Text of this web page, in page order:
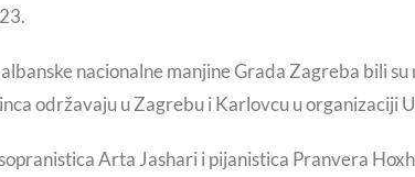
nacionalne manjine Grada Zagreba bili
održavaju u Zagrebu i Karlovcu u organizaciji
Arta Jashari i pijanistica Pranvera